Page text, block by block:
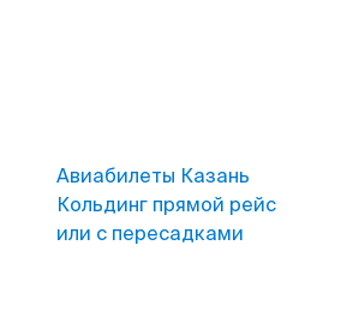
Авиабилеты Казань
Кольдинг прямой рейс
или с пересадками